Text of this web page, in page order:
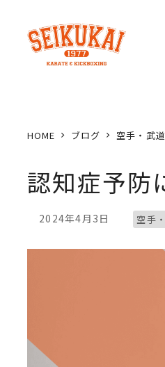
HOME ブログ 空手・武道
認知症予防
投稿日
2024年4月3日 ブログ
空手